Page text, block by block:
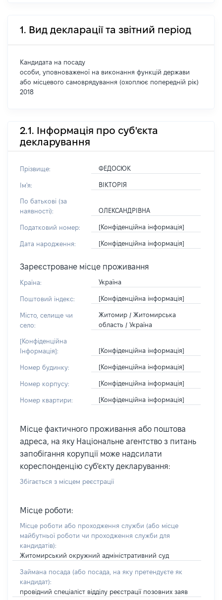
1. Вид декларації та звітний період
Кандидата на посаду
особи, уповноваженої на виконання функцій держави
або місцевого самоврядування (охоплює попередній рік)
2018
2.1. Інформація про суб'єкта
декларування
Прізвище: ФЕДОСЮК
Ім'я: ВІКТОРІЯ
По батькові (за
наявності):
ОЛЕКСАНДРІВНА
Податковий номер: [Конфіденційна інформація]
Дата народження: [Конфіденційна інформація]
Зареєстроване місце проживання
Країна: Україна
Поштовий індекс: [Конфіденційна інформація]
Місто, селище чи
село:
Житомир / Житомирська
область / Україна
[Конфіденційна
Інформація]:
[Конфіденційна інформація]
Номер будинку: [Конфіденційна інформація]
Номер корпусу: [Конфіденційна інформація]
Номер квартири: [Конфіденційна інформація]
Місце фактичного проживання або поштова
адреса, на яку Національне агентство з питань
запобігання корупції може надсилати
кореспонденцію суб'єкту декларування:
Збігається з місцем реєстрації
Місце роботи:
Місце роботи або проходження служби (або місце
майбутньої роботи чи проходження служби для
кандидатів):
Житомирський окружний адміністративний суд
Займана посада (або посада, на яку претендуєте як
кандидат):
провідний спеціаліст відділу реєстрації позовних заяв